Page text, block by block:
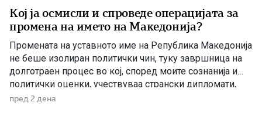
Кој ја осмисли и спроведе операцијата за
промена на името на Македонија?
Промената на уставното име на Република Македонија
не беше изолиран политички чин, туку завршница на
долготраен процес во кој, според моите сознанија и
политички оценки, учествуваа странски дипломати,
домашни политичари и регионални центри на влијание.
пред 2 дена